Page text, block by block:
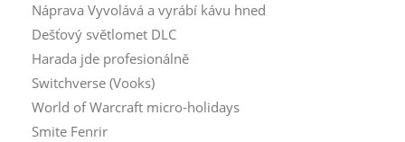
Náprava Vyvolává a vyrábí kávu hned
Dešťový světlomet DLC
Harada jde profesionálně
Switchverse (Vooks)
World of Warcraft micro-holidays
Smite Fenrir